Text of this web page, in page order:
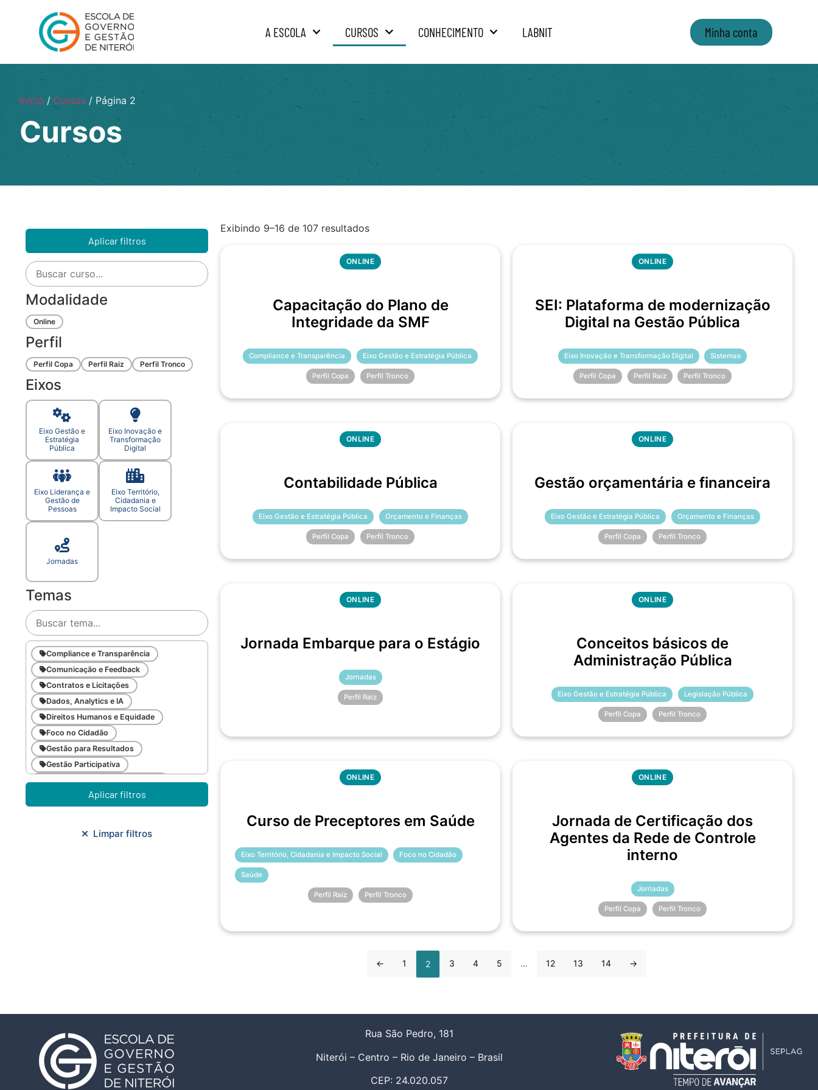
A ESCOLA CURSOS CONHECIMENTO LABNIT Minha conta
Início/Cursos/ Página 2
Cursos
Aplicar filtros
Modalidade
Online
Perfil
Perfil Copa Perfil Raiz Perfil Tronco
Eixos
Eixo Gestão e
Estratégia
Pública
Eixo Inovação e
Transformação
Digital
Eixo Liderança e
Gestão de
Pessoas
Eixo Território,
Cidadania e
Impacto Social
Jornadas
Temas
Compliance e Transparência
Comunicação e Feedback
Contratos e Licitações
Dados, Analytics e IA
Direitos Humanos e Equidade
Foco no Cidadão
Gestão para Resultados
Gestão Participativa
Inovação e Gestão da Mudança
Inteligência Emocional
Meio Ambiente e Sustentabilidade
Aplicar filtros
Limpar filtros
Exibindo 9–16 de 107 resultados
ONLINE
Capacitação do Plano de
Integridade da SMF
Compliance e Transparência Eixo Gestão e Estratégia Pública
Perfil Copa Perfil Tronco
ONLINE
SEI: Plataforma de modernização
Digital na Gestão Pública
Eixo Inovação e Transformação Digital Sistemas
Perfil Copa Perfil Raiz Perfil Tronco
ONLINE
Contabilidade Pública
Eixo Gestão e Estratégia Pública Orçamento e Finanças
Perfil Copa Perfil Tronco
ONLINE
Gestão orçamentária e financeira
Eixo Gestão e Estratégia Pública Orçamento e Finanças
Perfil Copa Perfil Tronco
ONLINE
Jornada Embarque para o Estágio
Jornadas
Perfil Raiz
ONLINE
Conceitos básicos de
Administração Pública
Eixo Gestão e Estratégia Pública Legislação Pública
Perfil Copa Perfil Tronco
ONLINE
Curso de Preceptores em Saúde
Eixo Território, Cidadania e Impacto Social Foco no Cidadão
Saúde
Perfil Raiz Perfil Tronco
ONLINE
Jornada de Certificação dos
Agentes da Rede de Controle
interno
Jornadas
Perfil Copa Perfil Tronco
← 1 2 3 4 5 … 12 13 14 →
Rua São Pedro, 181
Niterói – Centro – Rio de Janeiro – Brasil
CEP: 24.020.057